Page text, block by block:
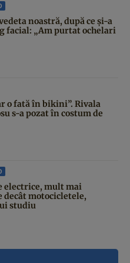
noastră, după ce și-a
facial: „Am purtat ochelari
o fată în bikini”. Rivala
s-a pozat în costum de
electrice, mult mai
decât motocicletele,
studiu